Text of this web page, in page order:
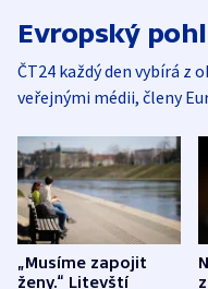
Evropský
ČT24 každý den vybírá z
veřejnými médii, členy
„Musíme zapojit
ženy.“ Litevští